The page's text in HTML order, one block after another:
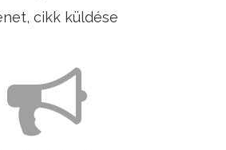
cikk küldése